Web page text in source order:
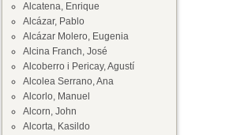
Alcatena, Enrique
Alcázar, Pablo
Alcázar Molero, Eugenia
Alcina Franch, José
Alcoberro i Pericay, Agustí
Alcolea Serrano, Ana
Alcorlo, Manuel
Alcorn, John
Alcorta, Kasildo